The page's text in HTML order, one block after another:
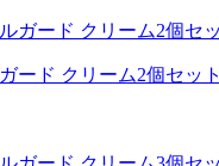
ード クリーム2個セット